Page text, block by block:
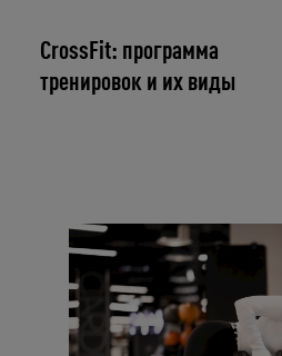
CrossFit: программа
тренировок и их виды